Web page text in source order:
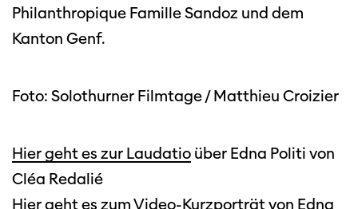
Philanthropique Famille Sandoz und dem
Kanton Genf.
Foto: Solothurner Filmtage / Matthieu Croizier
Hier geht es zur Laudatio über Edna Politi von
Cléa Redalié
Hier geht es zum Video-Kurzporträtvon Edna